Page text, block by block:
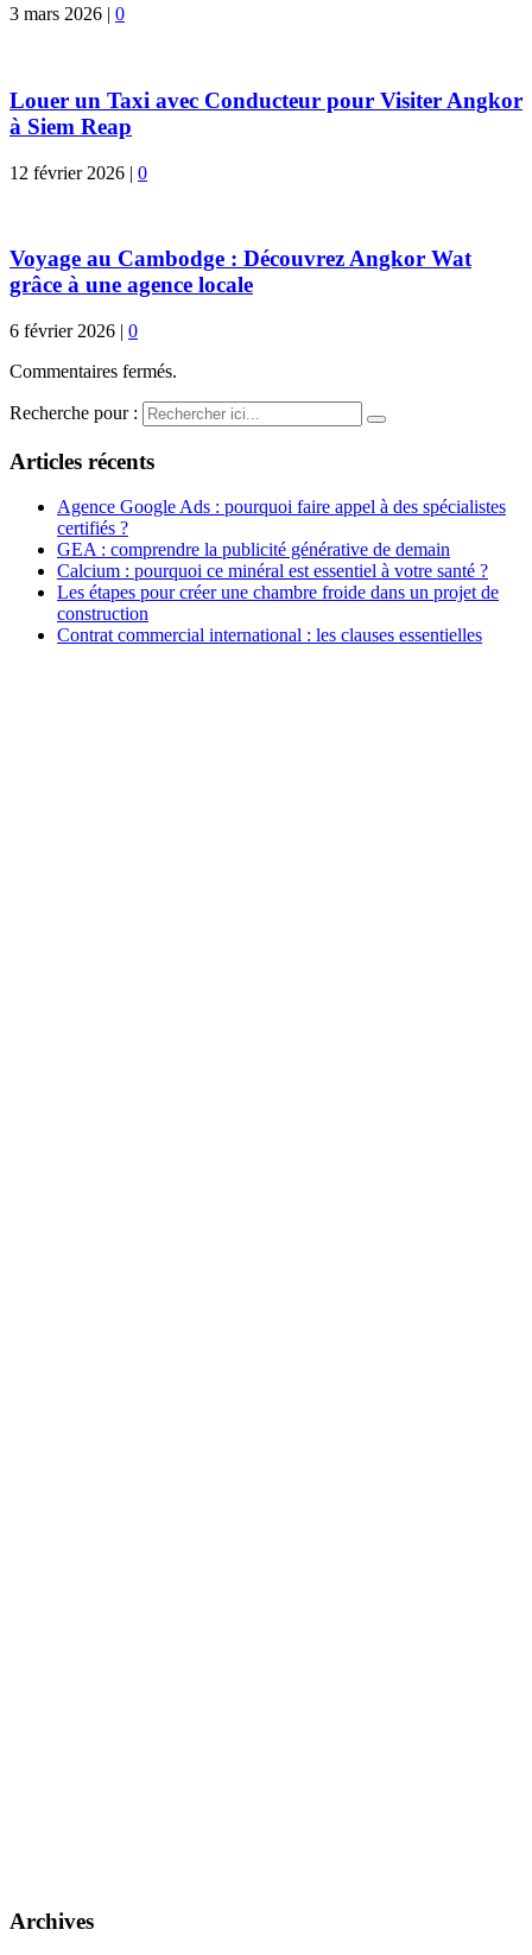
3 mars 2026 | 0
Louer un Taxi avec Conducteur pour Visiter Angkor
à Siem Reap
12 février 2026 | 0
Voyage au Cambodge : Découvrez Angkor Wat
grâce à une agence locale
6 février 2026 | 0
Commentaires fermés.
Recherche pour :
Articles récents
Agence Google Ads : pourquoi faire appel à des spécialistes
certifiés ?
GEA : comprendre la publicité générative de demain
Calcium : pourquoi ce minéral est essentiel à votre santé ?
Les étapes pour créer une chambre froide dans un projet de
construction
Contrat commercial international : les clauses essentielles
Archives